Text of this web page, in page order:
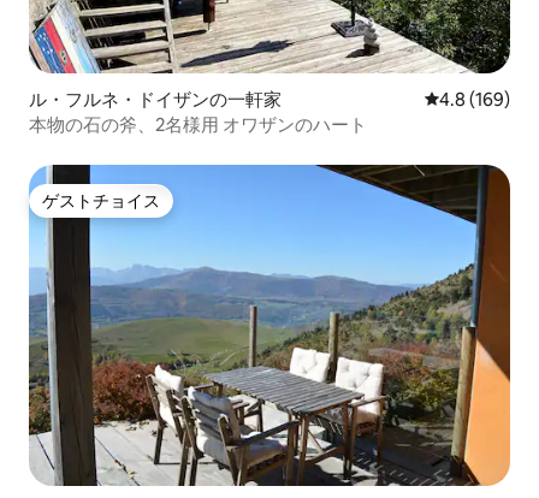
ル・フルネ・ドイザンの一軒家 レビュー169
4.8 (169)
本物の石の斧、2名様用 オワザンのハート
ゲストチョイス
ゲストチョイス